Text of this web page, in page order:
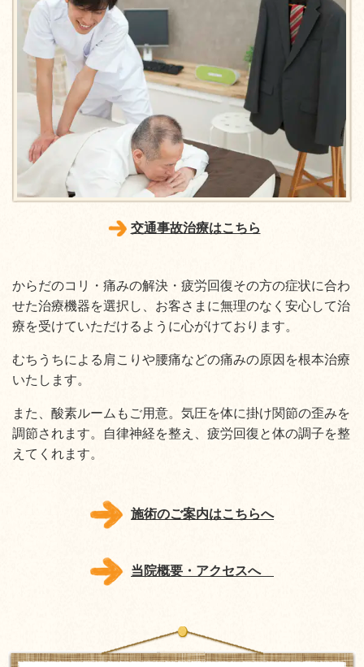
交通事故治療はこちら
からだのコリ・痛みの解決・疲労回復その方の症状に合わ
せた治療機器を選択し、お客さまに無理のなく安心して治
療を受けていただけるように心がけております。
むちうちによる肩こりや腰痛などの痛みの原因を根本治療
いたします。
また、酸素ルームもご用意。気圧を体に掛け関節の歪みを
調節されます。自律神経を整え、疲労回復と体の調子を整
えてくれます。
施術のご案内はこちらへ
当院概要・アクセスへ